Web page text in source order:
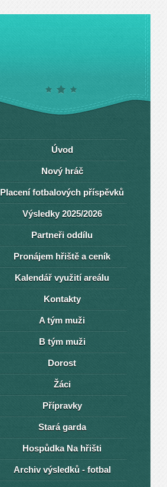
Úvod
Nový hráč
Placení fotbalových příspěvků
Výsledky 2025/2026
Partneři oddílu
Pronájem hřiště a ceník
Kalendář využití areálu
Kontakty
A tým muži
B tým muži
Dorost
Žáci
Přípravky
Stará garda
Hospůdka Na hřišti
Archiv výsledků - fotbal